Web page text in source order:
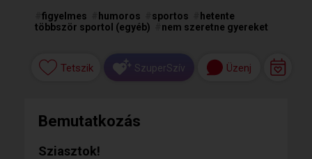
figyelmes humoros sportos
hetente
többször sportol (egyéb)
nem szeretne gyereket
Tetszik SzuperSzív Üzenj
Bemutatkozás
Sziasztok!